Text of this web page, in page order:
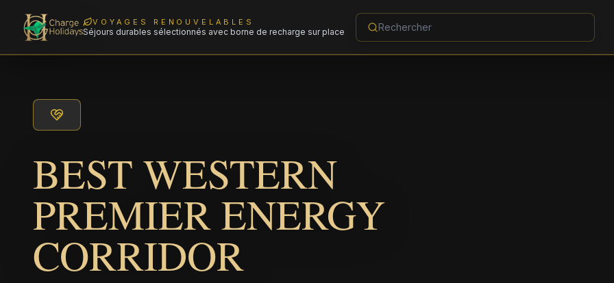
VOYAGES RENOUVELABLES
Séjours durables sélectionnés avec borne de recharge sur place
BEST WESTERN
PREMIER ENERGY
CORRIDOR